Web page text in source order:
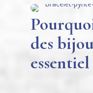
des
essentiel